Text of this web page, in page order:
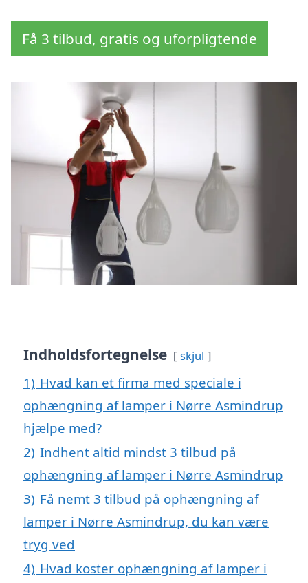
Få 3 tilbud, gratis og uforpligtende
Indholdsfortegnelse skjul
1) Hvad kan et firma med speciale i
ophængning af lamper i Nørre Asmindrup
hjælpe med?
2) Indhent altid mindst 3 tilbud på
ophængning af lamper i Nørre Asmindrup
3) Få nemt 3 tilbud på ophængning af
lamper i Nørre Asmindrup, du kan være
tryg ved
4) Hvad koster ophængning af lamper i